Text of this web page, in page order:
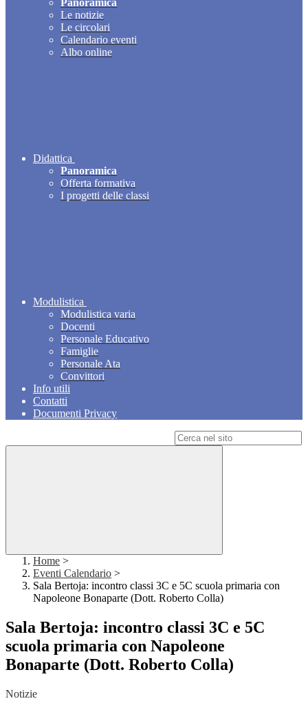
Panoramica
Le notizie
Le circolari
Calendario eventi
Albo online
Didattica
Panoramica
Offerta formativa
I progetti delle classi
Modulistica
Modulistica varia
Docenti
Personale Educativo
Famiglie
Personale Ata
Convittori
Info utili
Contatti
Documenti Privacy
Home >
Eventi Calendario >
Sala Bertoja: incontro classi 3C e 5C scuola primaria con
Napoleone Bonaparte (Dott. Roberto Colla)
Sala Bertoja: incontro classi 3C e 5C
scuola primaria con Napoleone
Bonaparte (Dott. Roberto Colla)
Notizie